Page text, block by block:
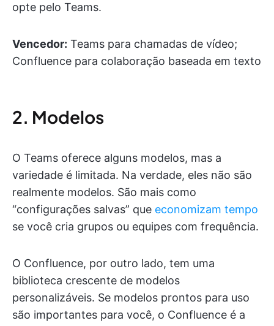
opte pelo Teams.
Vencedor: Teams para chamadas de vídeo;
Confluence para colaboração baseada em texto
2. Modelos
O Teams oferece alguns modelos, mas a
variedade é limitada. Na verdade, eles não são
realmente modelos. São mais como
“configurações salvas” que economizam tempo
se você cria grupos ou equipes com frequência.
O Confluence, por outro lado, tem uma
biblioteca crescente de modelos
personalizáveis. Se modelos prontos para uso
são importantes para você, o Confluence é a